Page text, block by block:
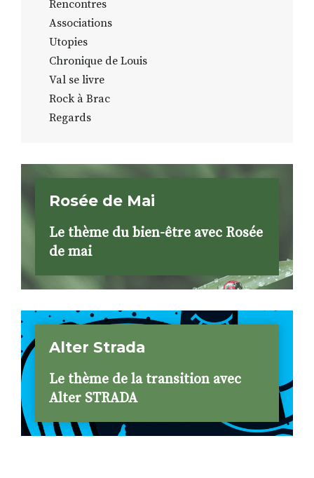
Rencontres
Associations
Utopies
Chronique de Louis
Val se livre
Rock à Brac
Regards
Rosée de Mai
Le thème du bien-être avec Rosée
de mai
Alter Strada
Le thème de la transition avec
Alter STRADA